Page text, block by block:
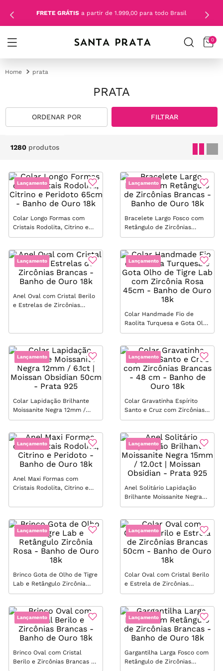
FRETE GRÁTIS a partir de 1.999,00 para todo Brasil
0
prata
PRATA
FILTRAR
1280 produtos
Lançamento
Colar Longo Formas com
Cristais Rodolita, Citrino e
Peridoto 65cm - Banho de
Lançamento
Bracelete Largo Fosco com
Retângulo de Zircônias
Brancas - Banho de Ouro 18k
Lançamento
Anel Oval com Cristal Berilo
e Estrelas de Zircônias
Lançamento
Colar Handmade Fio de
Raolita Turquesa e Gota Olho
de Tigre Lab com Zircônia
18k
Lançamento
Colar Lapidação Brilhante
Moissanite Negra 12mm /
6.1ct | Moissan Obsidian
Lançamento
Colar Gravatinha Espírito
Santo e Cruz com Zircônias
Brancas - 48 cm - Banho de
Lançamento
Anel Maxi Formas com
Cristais Rodolita, Citrino e
18k
Lançamento
Anel Solitário Lapidação
Brilhante Moissanite Negra
15mm / 12.0ct | Moissan
Lançamento
Brinco Gota de Olho de Tigre
Lab e Retângulo Zircônia
Rosa - Banho de Ouro 18k
Lançamento
Colar Oval com Cristal Berilo
e Estrela de Zircônias
Brancas 50cm - Banho de
Lançamento
Brinco Oval com Cristal
Berilo e Zircônias Brancas -
Lançamento
Gargantilha Larga Fosco com
Retângulo de Zircônias